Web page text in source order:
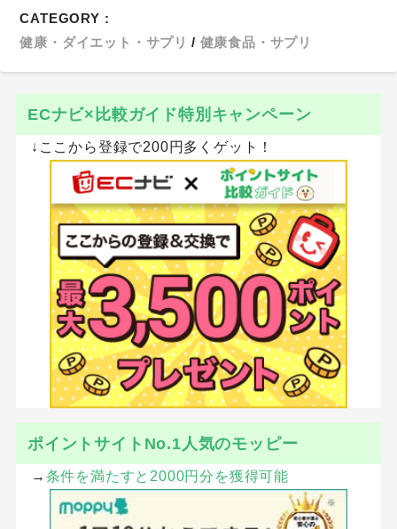
CATEGORY :
健康・ダイエット・サプリ
健康食品・サプリ
ECナビ×比較ガイド特別キャンペーン
↓ここから登録で200円多くゲット！
ポイントサイトNo.1人気のモッピー
→ 条件を満たすと2000円分を獲得可能